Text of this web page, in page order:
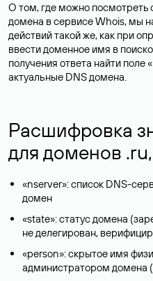
О том, где можно посмотреть
домена в сервисе Whois, мы
действий такой же, как при
ввести доменное имя в
получения ответа найти поле
актуальные DNS домена.
Расшифровка
для доменов
«nserver»: список DNS-
домен
«state»: статус домена
не делегирован,
«person»: скрытое имя
администратором домена